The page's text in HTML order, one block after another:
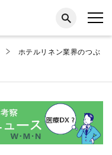
ホテルリネン業界のつぶ